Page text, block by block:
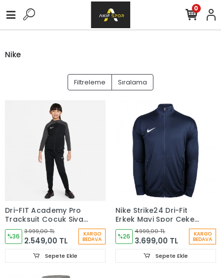
0
Nike
Filtreleme Sıralama
Dri-FIT Academy Pro
Tracksuit Çocuk Siyah
Eşofman Takımı
DJ3363-013
%36
3.999,00 TL
2.549,00 TL
KARGO
BEDAVA
Sepete Ekle
Nike Strike24 Dri-Fit
Erkek Mavi Spor Ceket
FD7579-455
%26
4.999,00 TL
3.699,00 TL
KARGO
BEDAVA
Sepete Ekle